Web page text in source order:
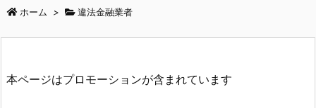
ホーム > 違法金融業者
本ページはプロモーションが含まれています